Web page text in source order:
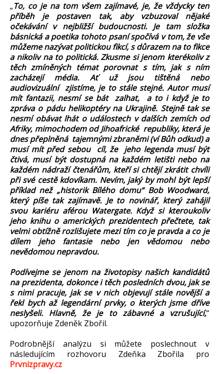
„To, co je na tom všem zajímavé, je, že vždycky ten
příběh je postaven tak, aby vzbuzoval nějaké
očekávání v nejbližší budoucnosti. Je tam složka
básnická a poetika tohoto psaní spočívá v tom, že vše
můžeme nazývat politickou fikcí, s důrazem na to fikce
a nikoliv na to politická. Zkusme si jenom kterékoliv z
těch zmíněných témat porovnat s tím, jak s ním
zacházejí média. Ať už jsou tištěná nebo
audiovizuální zjistíme, je to stále stejné. Autor musí
mít fantazii, nesmí se bát zalhat, a to i když je to
zpráva o pádu helikoptéry na Ukrajině. Stejně tak se
nesmí obávat lhát o událostech v dalších zemích od
Afriky, mimochodem od Jihoafrické republiky, která je
dnes přeplněná tajemnými zbraněmi (ví Bůh odkud) a
musí mít před sebou cíl, že jeho legenda musí být
čtivá, musí být dostupná na každém letišti nebo na
každém nádraží čtenářům, kteří si chtějí zkrátit chvíli
při své cestě kdovíkam. Nevím, jaký by mohl být lepší
příklad než „historik Bílého domu“ Bob Woodward,
který píše tak zajímavě. Je to novinář, který zahájil
svou kariéru aférou Watergate. Když si kteroukoliv
jeho knihu o amerických prezidentech přečtete, tak
velmi obtížně rozlišujete mezi tím co je pravda a co je
dílem jeho fantasie nebo jen vědomou nebo
nevědomou nepravdou.
Podívejme se jenom na životopisy našich kandidátů
na prezidenta, dokonce i těch posledních dvou, jak se
s nimi pracuje, jak se v nich objevují stále novější a
řekl bych až legendární prvky, o kterých jsme dříve
neslyšeli. Hlavně, že je to zábavné a vzrušující,“
upozorňuje Zdeněk Zbořil.
Podrobnější analýzu si můžete poslechnout v
následujícím rozhovoru Zdeňka Zbořila pro
Prvnizpravy.cz